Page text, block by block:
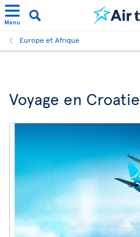
Menu
Europe et Afrique
Voyage en Croatie